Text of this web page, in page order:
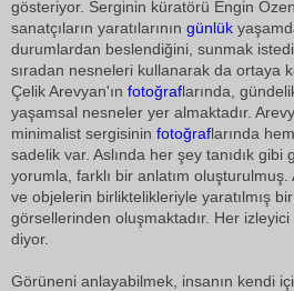
gösteriyor. Serginin küratörü Engin
sanatçıların yaratılarının günlük
durumlardan beslendiğini, sunmak
sıradan nesneleri kullanarak da ortaya
Çelik Arevyan'ın fotoğraflarında,
yaşamsal nesneler yer almaktadır.
minimalist sergisinin fotoğraflarında
sadelik var. Aslında her şey tanıdık gibi
yorumla, farklı bir anlatım oluşturulmuş.
ve objelerin birliktelikleriyle yaratılmış
görsellerinden oluşmaktadır. Her izleyici
diyor.
Görüneni anlayabilmek, insanın kendi